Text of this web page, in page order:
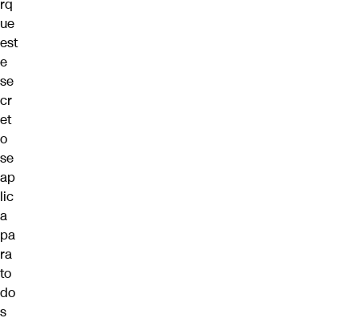
rq
ue
est
e
se
cr
et
o
se
ap
lic
a
pa
ra
to
do
s